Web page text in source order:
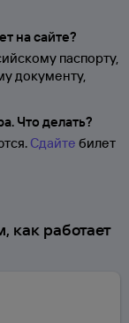
на сайте?
паспорту,
документу,
Что делать?
Сдайте билет
как работает